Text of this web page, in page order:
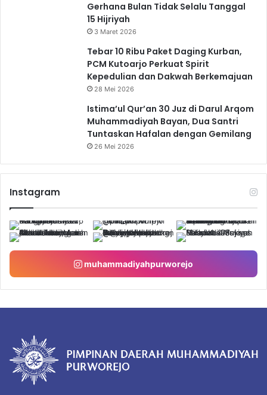
Gerhana Bulan Tidak Selalu Tanggal
15 Hijriyah
3 Maret 2026
Tebar 10 Ribu Paket Daging Kurban,
PCM Kutoarjo Perkuat Spirit
Kepedulian dan Dakwah Berkemajuan
28 Mei 2026
Istima’ul Qur’an 30 Juz di Darul Arqom
Muhammadiyah Bayan, Dua Santri
Tuntaskan Hafalan dengan Gemilang
26 Mei 2026
Instagram
muhammadiyahpurworejo